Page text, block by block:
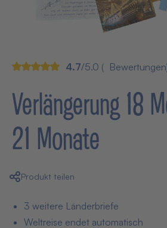
4.7/5.0 (
Verlängerung 18
21 Monate
Produkt teilen
3 weitere Länderbriefe
Weltreise endet automatisch